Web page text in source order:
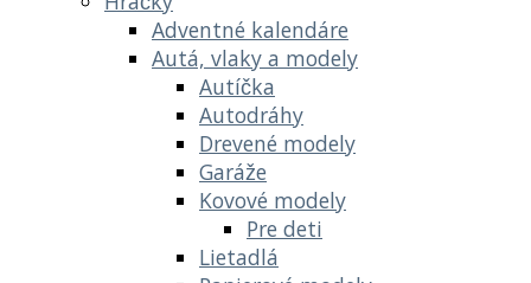
Adventné kalendáre
Autá, vlaky a modely
Autíčka
Autodráhy
Drevené modely
Garáže
Kovové modely
Pre deti
Lietadlá